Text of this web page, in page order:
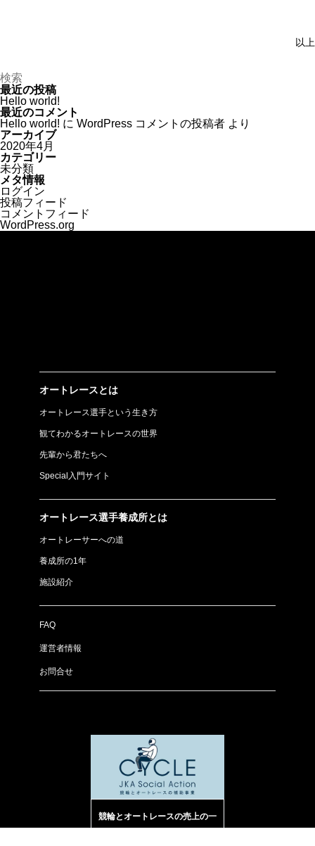
以上
最近の投稿
Hello world!
最近のコメント
Hello world! に WordPress コメントの投稿者 より
アーカイブ
2020年4月
カテゴリー
未分類
メタ情報
ログイン
投稿フィード
コメントフィード
WordPress.org
オートレースとは
オートレース選手という生き方
観てわかるオートレースの世界
先輩から君たちへ
Special入門サイト
オートレース選手養成所とは
オートレーサーへの道
養成所の1年
施設紹介
FAQ
運営者情報
お問合せ
競輪とオートレースの売上の一